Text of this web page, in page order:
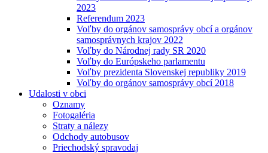
2023
Referendum 2023
Voľby do orgánov samosprávy obcí a orgánov
samosprávnych krajov 2022
Voľby do Národnej rady SR 2020
Voľby do Európskeho parlamentu
Voľby prezidenta Slovenskej republiky 2019
Voľby do orgánov samosprávy obcí 2018
Udalosti v obci
Oznamy
Fotogaléria
Straty a nálezy
Odchody autobusov
Priechodský spravodaj